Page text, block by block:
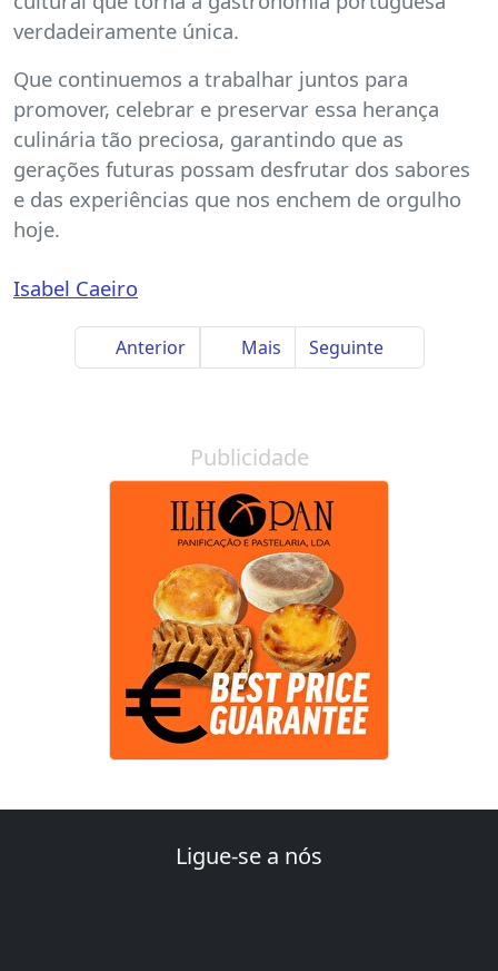
verdadeiramente única.
Que continuemos a trabalhar juntos para
promover, celebrar e preservar essa herança
culinária tão preciosa, garantindo que as
gerações futuras possam desfrutar dos sabores
e das experiências que nos enchem de orgulho
hoje.
Isabel Caeiro
Anterior Mais Seguinte
Publicidade
Ligue-se a nós